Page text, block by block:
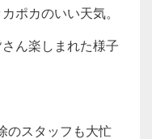
ポカのいい天気。
ん楽しまれた様子
のスタッフも大忙